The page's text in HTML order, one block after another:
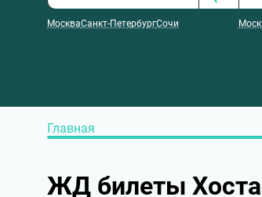
МоскваСанкт-ПетербургСочи
Главная
ЖД билеты